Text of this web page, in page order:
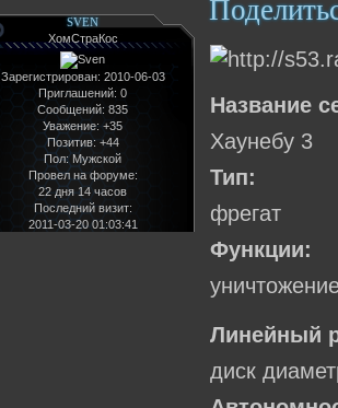
SVEN
ХомСтраКос
Зарегистрирован: 2010-06-03
Приглашений: 0
Сообщений: 835
Уважение: +35
Позитив: +44
Пол:Мужской
Провел на форуме:
22 дня 14 часов
Последний визит:
2011-03-20 01:03:41
Название
Хаунебу 3
Тип:
фрегат
Функции:
Линейный
диск